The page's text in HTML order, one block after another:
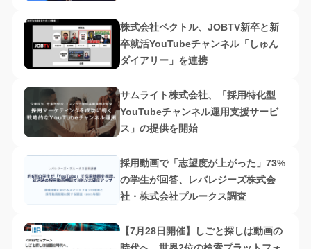
株式会社ベクトル、JOBTV新卒と新
卒就活YouTubeチャンネル「しゅん
ダイアリー」を連携
サムライト株式会社、「採用特化型
YouTubeチャンネル運用支援サービ
ス」の提供を開始
採用動画で「志望度が上がった」73%
の学生が回答、レバレジーズ株式会
社・株式会社プルークス調査
【7月28日開催】しごと探しは動画の